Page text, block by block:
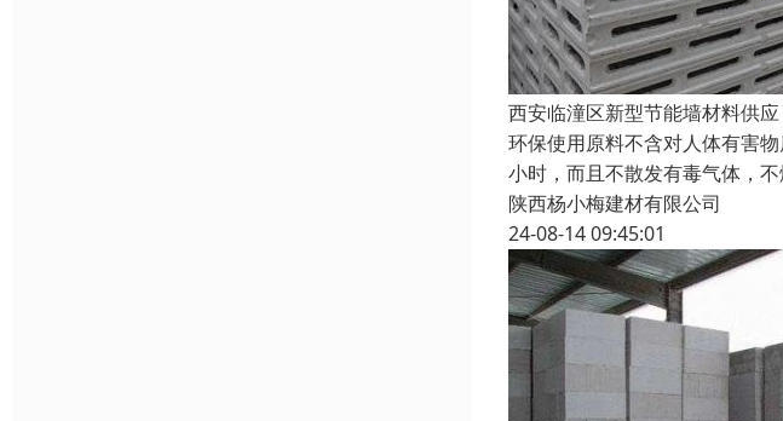
西安临潼区新型节能墙材料供
环保使用原料不含对人体有害
小时，而且不散发有毒气体，
陕西杨小梅建材有限公司
24-08-14 09:45:01